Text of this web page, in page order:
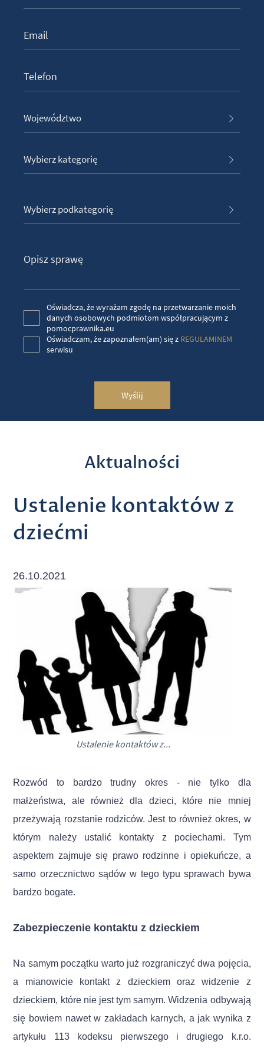
Województwo
Wybierz kategorię
Wybierz podkategorię
Oświadcza, że wyrażam zgodę na przetwarzanie moich
danych osobowych podmiotom współpracującym z
pomocprawnika.eu
Oświadczam, że zapoznałem(am) się z REGULAMINEM
serwisu
Wyślij
Aktualności
Ustalenie kontaktów z
dziećmi
26.10.2021
Ustalenie kontaktów z...
Rozwód to bardzo trudny okres - nie tylko dla
małżeństwa, ale również dla dzieci, które nie mniej
przeżywają rozstanie rodziców. Jest to również okres, w
którym należy ustalić kontakty z pociechami. Tym
aspektem zajmuje się prawo rodzinne i opiekuńcze, a
samo orzecznictwo sądów w tego typu sprawach bywa
bardzo bogate.
Zabezpieczenie kontaktu z dzieckiem
Na samym początku warto już rozgraniczyć dwa pojęcia,
a mianowicie kontakt z dzieckiem oraz widzenie z
dzieckiem, które nie jest tym samym. Widzenia odbywają
się bowiem nawet w zakładach karnych, a jak wynika z
artykułu 113 kodeksu pierwszego i drugiego k.r.o.